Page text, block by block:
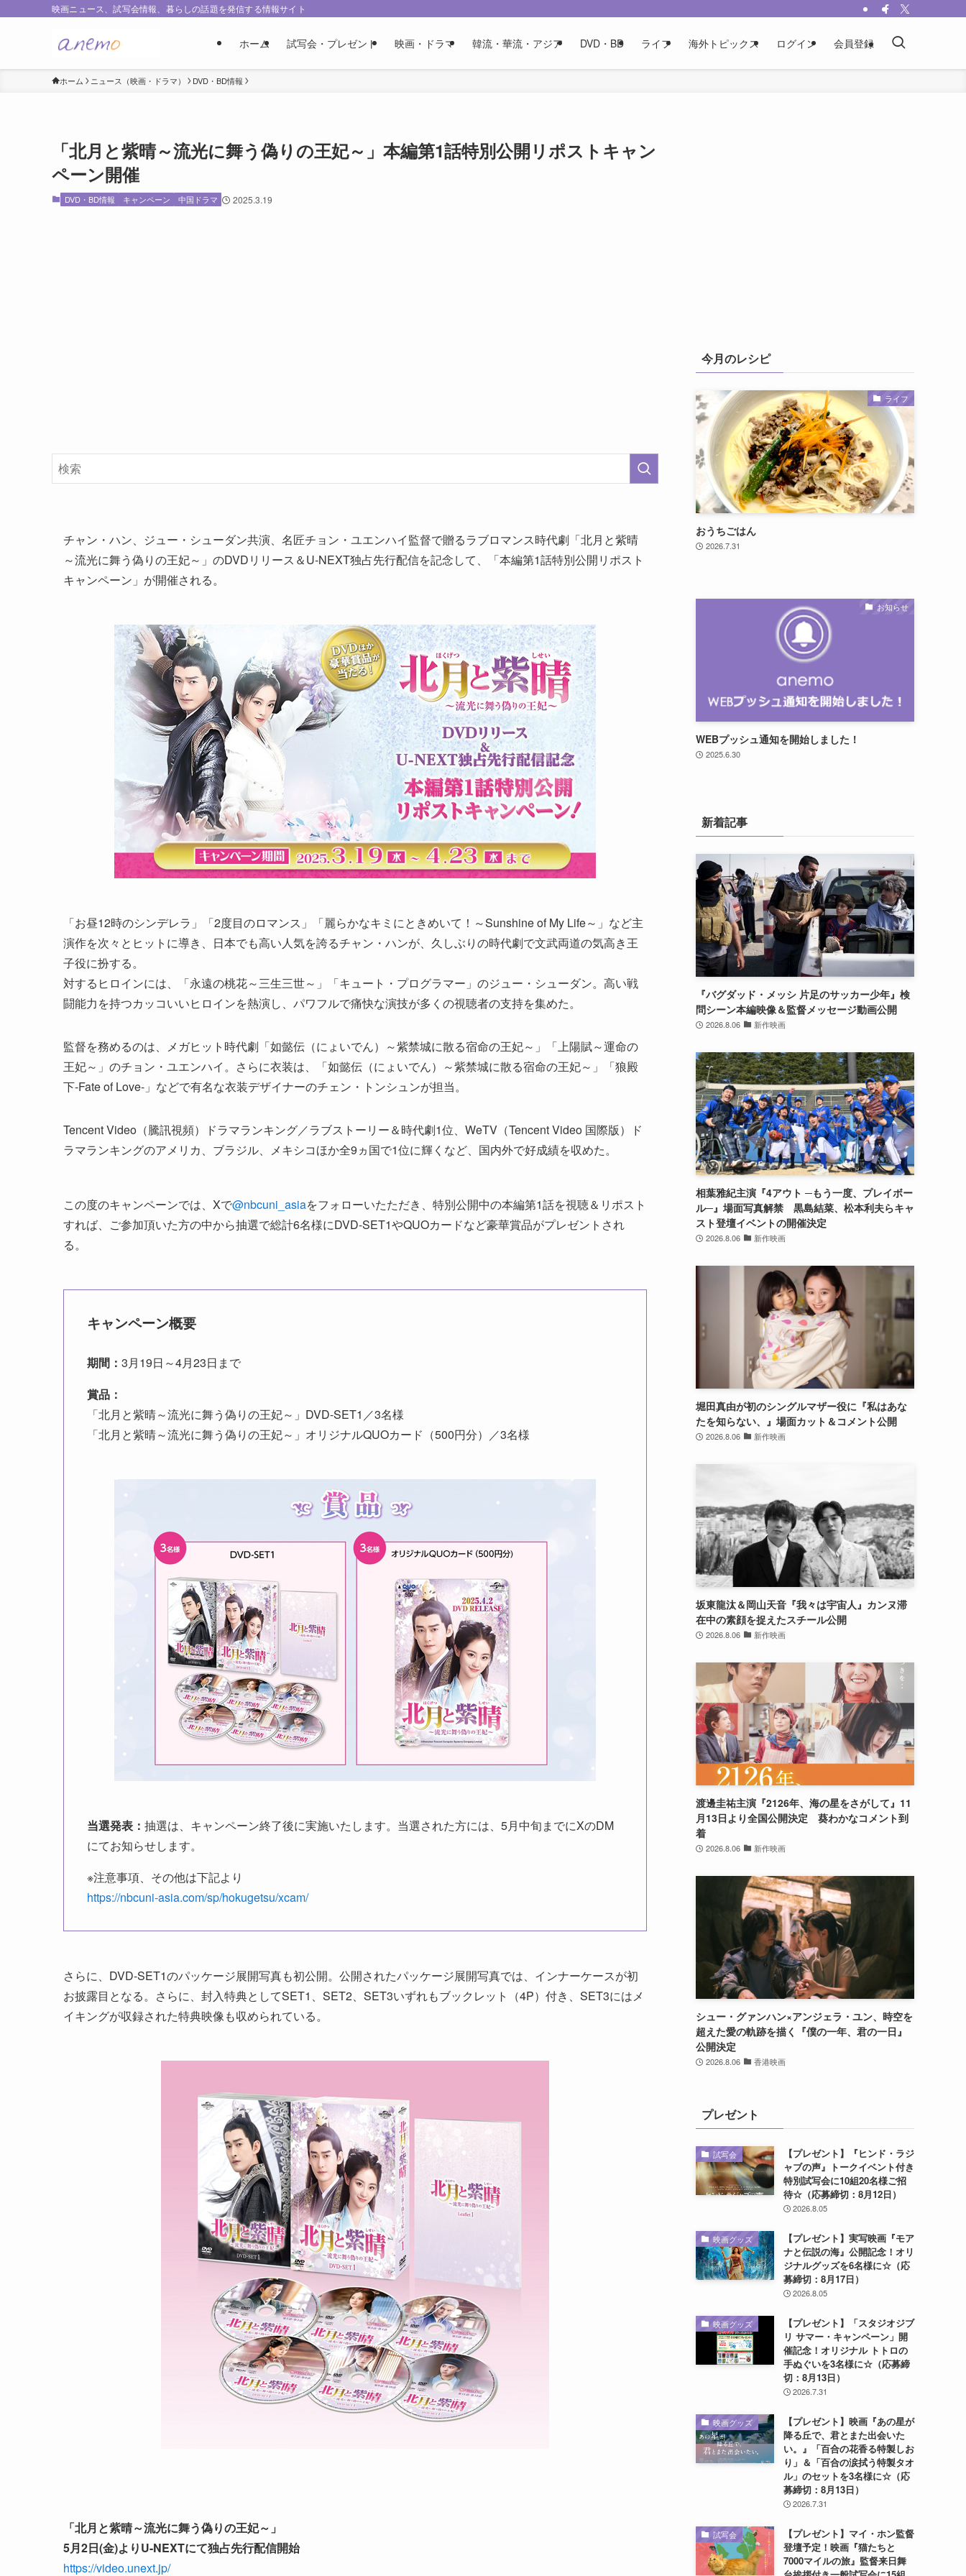
映画ニュース、試写会情報、暮らしの話題を発信する情報サイト
ホーム 試写会・プレゼント 映画・ドラマ 韓流・華流・アジア DVD・BD ライフ 海外トピックス ログイン 会員登録
ホーム ニュース（映画・ドラマ） DVD・BD情報
「北月と紫晴～流光に舞う偽りの王妃～」本編第1話特別公開リポストキャン
ペーン開催
DVD・BD情報 キャンペーン 中国ドラマ 2025.3.19
チャン・ハン、ジュー・シューダン共演、名匠チョン・ユエンハイ監督で贈るラブロマンス時代劇「北月と紫晴
～流光に舞う偽りの王妃～」のDVDリリース＆U-NEXT独占先行配信を記念して、「本編第1話特別公開リポスト
キャンペーン」が開催される。
「お昼12時のシンデレラ」「2度目のロマンス」「麗らかなキミにときめいて！～Sunshine of My Life～」など主
演作を次々とヒットに導き、日本でも高い人気を誇るチャン・ハンが、久しぶりの時代劇で文武両道の気高き王
子役に扮する。
対するヒロインには、「永遠の桃花～三生三世～」「キュート・プログラマー」のジュー・シューダン。高い戦
闘能力を持つカッコいいヒロインを熱演し、パワフルで痛快な演技が多くの視聴者の支持を集めた。
監督を務めるのは、メガヒット時代劇「如懿伝（にょいでん）～紫禁城に散る宿命の王妃～」「上陽賦～運命の
王妃～」のチョン・ユエンハイ。さらに衣装は、「如懿伝（にょいでん）～紫禁城に散る宿命の王妃～」「狼殿
下-Fate of Love-」などで有名な衣装デザイナーのチェン・トンシュンが担当。
Tencent Video（騰訊視頻）ドラマランキング／ラブストーリー＆時代劇1位、WeTV（Tencent Video 国際版）ド
ラマランキングのアメリカ、ブラジル、メキシコほか全9ヵ国で1位に輝くなど、国内外で好成績を収めた。
この度のキャンペーンでは、Xで@nbcuni_asiaをフォローいたただき、特別公開中の本編第1話を視聴＆リポスト
すれば、ご参加頂いた方の中から抽選で総計6名様にDVD-SET1やQUOカードなど豪華賞品がプレゼントされ
る。
キャンペーン概要
期間： 3月19日～4月23日まで
賞品：
「北月と紫晴～流光に舞う偽りの王妃～」DVD-SET1／3名様
「北月と紫晴～流光に舞う偽りの王妃～」オリジナルQUOカード（500円分）／3名様
当選発表： 抽選は、キャンペーン終了後に実施いたします。当選された方には、5月中旬までにXのDM
にてお知らせします。
※注意事項、その他は下記より
https://nbcuni-asia.com/sp/hokugetsu/xcam/
さらに、DVD-SET1のパッケージ展開写真も初公開。公開されたパッケージ展開写真では、インナーケースが初
お披露目となる。さらに、封入特典としてSET1、SET2、SET3いずれもブックレット（4P）付き、SET3にはメ
イキングが収録された特典映像も収められている。
「北月と紫晴～流光に舞う偽りの王妃～」
5月2日(金)よりU-NEXTにて独占先行配信開始
https://video.unext.jp/
今月のレシピ
ライフ
おうちごはん
2026.7.31
お知らせ
WEBプッシュ通知を開始しました！
2025.6.30
新着記事
『バグダッド・メッシ 片足のサッカー少年』検
問シーン本編映像＆監督メッセージ動画公開
2026.8.06 新作映画
相葉雅紀主演『4アウト ─もう一度、プレイボー
ル─』場面写真解禁 黒島結菜、松本利夫らキャ
スト登壇イベントの開催決定
2026.8.06 新作映画
堀田真由が初のシングルマザー役に『私はあな
たを知らない、』場面カット＆コメント公開
2026.8.06 新作映画
坂東龍汰＆岡山天音『我々は宇宙人』カンヌ滞
在中の素顔を捉えたスチール公開
2026.8.06 新作映画
渡邊圭祐主演『2126年、海の星をさがして』11
月13日より全国公開決定 葵わかなコメント到
着
2026.8.06 新作映画
シュー・グァンハン×アンジェラ・ユン、時空を
超えた愛の軌跡を描く『僕の一年、君の一日』
公開決定
2026.8.06 香港映画
プレゼント
試写会
【プレゼント】『ヒンド・ラジ
ャブの声』トークイベント付き
特別試写会に10組20名様ご招
待☆（応募締切：8月12日）
2026.8.05
映画グッズ
【プレゼント】実写映画『モア
ナと伝説の海』公開記念！オリ
ジナルグッズを6名様に☆（応
募締切：8月17日）
2026.8.05
映画グッズ
【プレゼント】「スタジオジブ
リ サマー・キャンペーン」開
催記念！オリジナル トトロの
手ぬぐいを3名様に☆（応募締
切：8月13日）
2026.7.31
映画グッズ
【プレゼント】映画『あの星が
降る丘で、君とまた出会いた
い。』「百合の花香る特製しお
り」＆「百合の涙拭う特製タオ
ル」のセットを3名様に☆（応
募締切：8月13日）
2026.7.31
試写会
【プレゼント】マイ・ホン監督
登壇予定！映画『猫たちと
7000マイルの旅』監督来日舞